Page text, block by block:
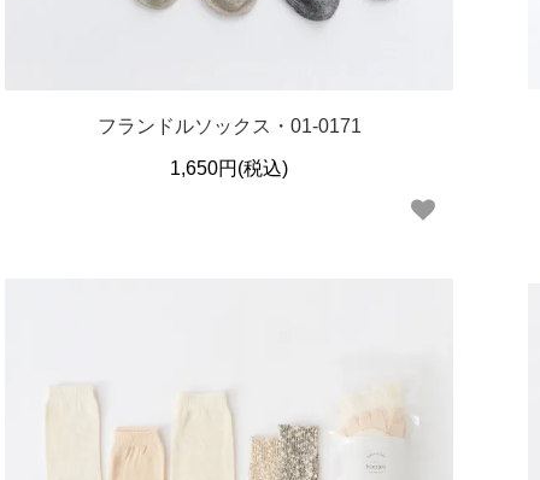
フランドルソックス・01-0171
1,650円(税込)